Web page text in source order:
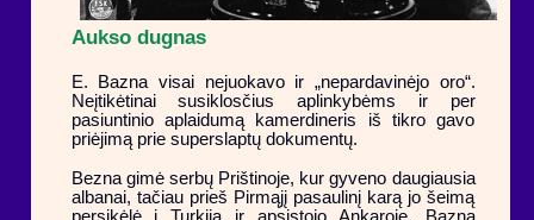
Aukso dugnas
E. Bazna visai nejuokavo ir „nepardavinėjo oro“.
Neįtikėtinai susiklosčius aplinkybėms ir per
pasiuntinio aplaidumą kamerdineris iš tikro gavo
priėjimą prie superslaptų dokumentų.
Bezna gimė serbų Prištinoje, kur gyveno daugiausia
albanai, tačiau prieš Pirmąjį pasaulinį karą jo šeimą